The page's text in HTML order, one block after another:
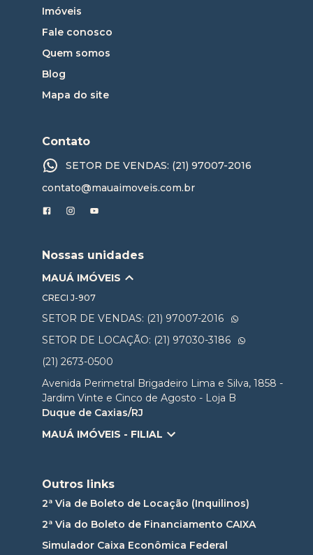
Imóveis
Fale conosco
Quem somos
Blog
Mapa do site
Contato
SETOR DE VENDAS: (21) 97007-2016
contato@mauaimoveis.com.br
Nossas unidades
MAUÁ IMÓVEIS
CRECI J-907
SETOR DE VENDAS: (21) 97007-2016
SETOR DE LOCAÇÃO: (21) 97030-3186
(21) 2673-0500
Avenida Perimetral Brigadeiro Lima e Silva, 1858 -
Jardim Vinte e Cinco de Agosto - Loja B
Duque de Caxias/RJ
MAUÁ IMÓVEIS - FILIAL
Outros links
2ª Via de Boleto de Locação (Inquilinos)
2ª Via do Boleto de Financiamento CAIXA
Simulador Caixa Econômica Federal